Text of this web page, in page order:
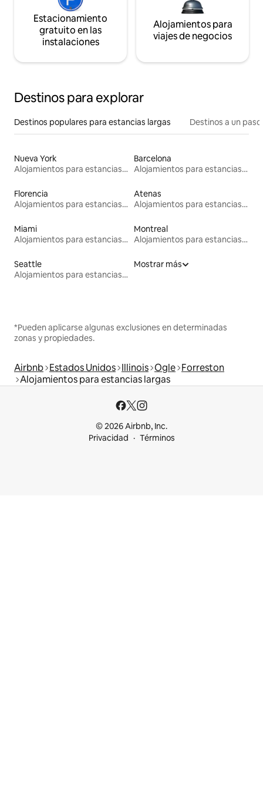
Estacionamiento
gratuito en las
instalaciones
Alojamientos para
viajes de negocios
Destinos para explorar
Destinos populares para estancias largas Destinos a un
Nueva York
Alojamientos para estancias largas
Barcelona
Alojamientos para estancias largas
Florencia
Alojamientos para estancias largas
Atenas
Alojamientos para estancias largas
Miami
Alojamientos para estancias largas
Montreal
Alojamientos para estancias largas
Seattle
Alojamientos para estancias largas
Mostrar más
*Pueden aplicarse algunas exclusiones en determinadas
zonas y propiedades.
Airbnb Estados Unidos Illinois Ogle Forreston
Alojamientos para estancias largas
© 2026 Airbnb, Inc.
Privacidad
Términos